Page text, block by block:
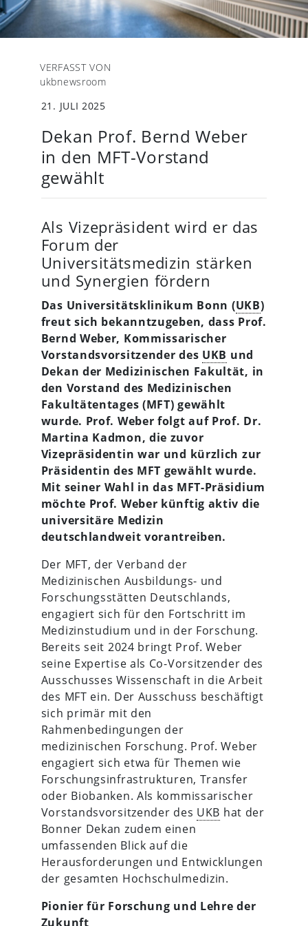
VERFASST VON
ukbnewsroom
21. JULI 2025
Dekan Prof. Bernd Weber
in den MFT-Vorstand
gewählt
Als Vizepräsident wird er das
Forum der
Universitätsmedizin stärken
und Synergien fördern
Das Universitätsklinikum Bonn (UKB)
freut sich bekanntzugeben, dass Prof.
Bernd Weber, Kommissarischer
Vorstandsvorsitzender des UKB und
Dekan der Medizinischen Fakultät, in
den Vorstand des Medizinischen
Fakultätentages (MFT) gewählt
wurde. Prof. Weber folgt auf Prof. Dr.
Martina Kadmon, die zuvor
Vizepräsidentin war und kürzlich zur
Präsidentin des MFT gewählt wurde.
Mit seiner Wahl in das MFT-Präsidium
möchte Prof. Weber künftig aktiv die
universitäre Medizin
deutschlandweit vorantreiben.
Der MFT, der Verband der
Medizinischen Ausbildungs- und
Forschungsstätten Deutschlands,
engagiert sich für den Fortschritt im
Medizinstudium und in der Forschung.
Bereits seit 2024 bringt Prof. Weber
seine Expertise als Co-Vorsitzender des
Ausschusses Wissenschaft in die Arbeit
des MFT ein. Der Ausschuss beschäftigt
sich primär mit den
Rahmenbedingungen der
medizinischen Forschung. Prof. Weber
engagiert sich etwa für Themen wie
Forschungsinfrastrukturen, Transfer
oder Biobanken. Als kommissarischer
Vorstandsvorsitzender des UKB hat der
Bonner Dekan zudem einen
umfassenden Blick auf die
Herausforderungen und Entwicklungen
der gesamten Hochschulmedizin.
Pionier für Forschung und Lehre der
Zukunft